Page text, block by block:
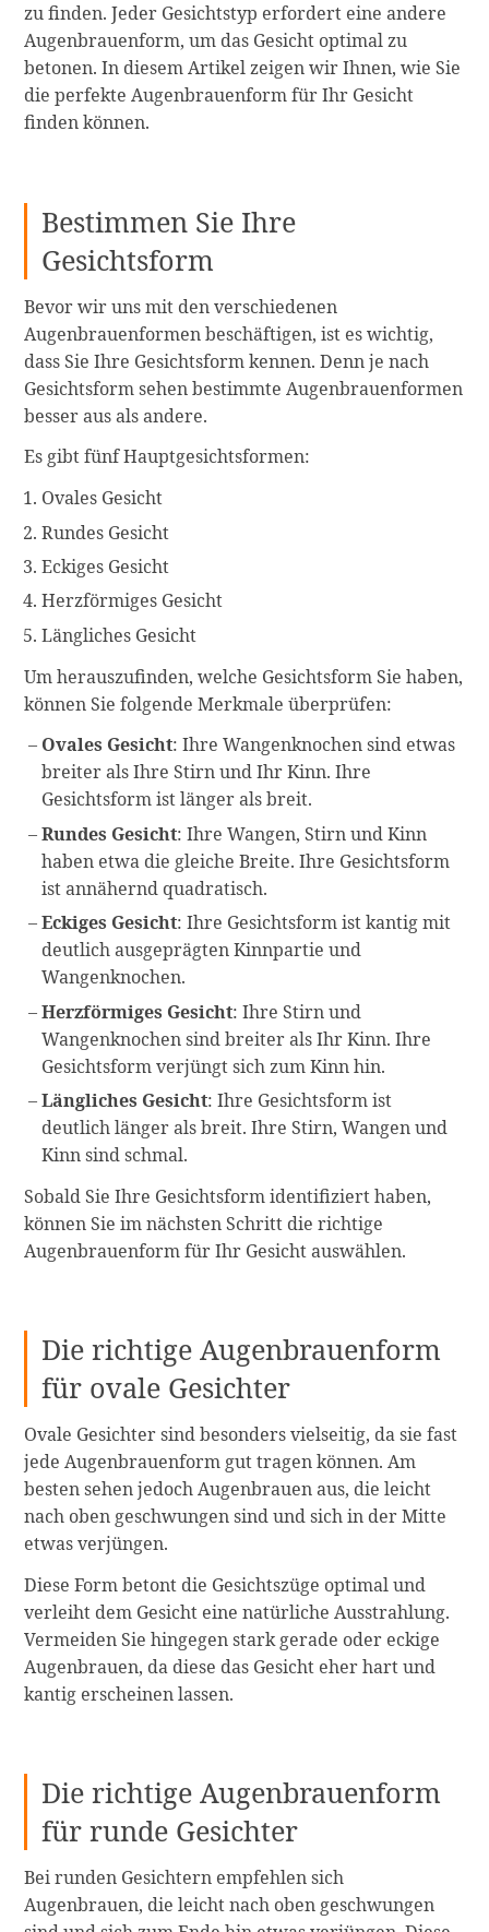
zu finden. Jeder Gesichtstyp erfordert eine andere
Augenbrauenform, um das Gesicht optimal zu
betonen. In diesem Artikel zeigen wir Ihnen, wie Sie
die perfekte Augenbrauenform für Ihr Gesicht
finden können.
Bestimmen Sie Ihre
Gesichtsform
Bevor wir uns mit den verschiedenen
Augenbrauenformen beschäftigen, ist es wichtig,
dass Sie Ihre Gesichtsform kennen. Denn je nach
Gesichtsform sehen bestimmte Augenbrauenformen
besser aus als andere.
Es gibt fünf Hauptgesichtsformen:
Ovales Gesicht
Rundes Gesicht
Eckiges Gesicht
Herzförmiges Gesicht
Längliches Gesicht
Um herauszufinden, welche Gesichtsform Sie haben,
können Sie folgende Merkmale überprüfen:
Ovales Gesicht: Ihre Wangenknochen sind etwas
breiter als Ihre Stirn und Ihr Kinn. Ihre
Gesichtsform ist länger als breit.
Rundes Gesicht: Ihre Wangen, Stirn und Kinn
haben etwa die gleiche Breite. Ihre Gesichtsform
ist annähernd quadratisch.
Eckiges Gesicht: Ihre Gesichtsform ist kantig mit
deutlich ausgeprägten Kinnpartie und
Wangenknochen.
Herzförmiges Gesicht: Ihre Stirn und
Wangenknochen sind breiter als Ihr Kinn. Ihre
Gesichtsform verjüngt sich zum Kinn hin.
Längliches Gesicht: Ihre Gesichtsform ist
deutlich länger als breit. Ihre Stirn, Wangen und
Kinn sind schmal.
Sobald Sie Ihre Gesichtsform identifiziert haben,
können Sie im nächsten Schritt die richtige
Augenbrauenform für Ihr Gesicht auswählen.
Die richtige Augenbrauenform
für ovale Gesichter
Ovale Gesichter sind besonders vielseitig, da sie fast
jede Augenbrauenform gut tragen können. Am
besten sehen jedoch Augenbrauen aus, die leicht
nach oben geschwungen sind und sich in der Mitte
etwas verjüngen.
Diese Form betont die Gesichtszüge optimal und
verleiht dem Gesicht eine natürliche Ausstrahlung.
Vermeiden Sie hingegen stark gerade oder eckige
Augenbrauen, da diese das Gesicht eher hart und
kantig erscheinen lassen.
Die richtige Augenbrauenform
für runde Gesichter
Bei runden Gesichtern empfehlen sich
Augenbrauen, die leicht nach oben geschwungen